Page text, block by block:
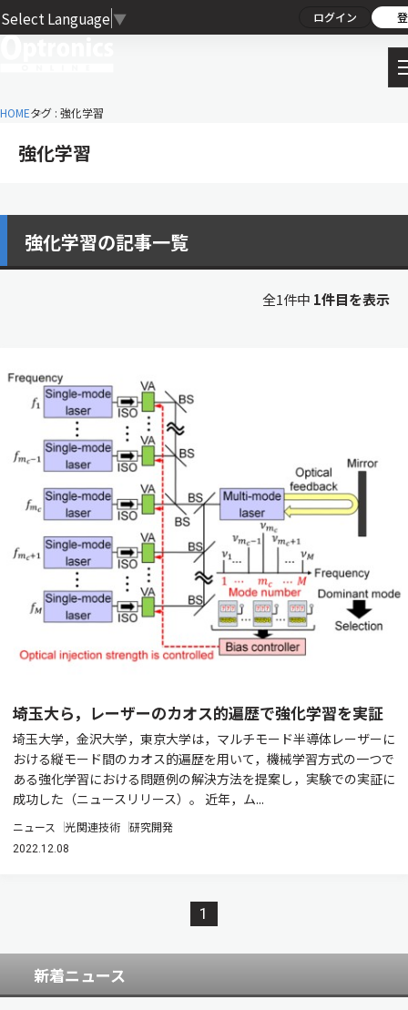
Select Language ▼ ログイン
HOMEタグ : 強化学習
強化学習
強化学習の記事一覧
全1件中 1件目を表示
埼玉大ら，レーザーのカオス的遍歴で強化学習を実証
埼玉大学，金沢大学，東京大学は，マルチモード半導体レーザーに
おける縦モード間のカオス的遍歴を用いて，機械学習方式の一つで
ある強化学習における問題例の解決方法を提案し，実験での実証に
成功した（ニュースリリース）。 近年，ム...
ニュース 光関連技術 研究開発
2022.12.08
1
新着ニュース